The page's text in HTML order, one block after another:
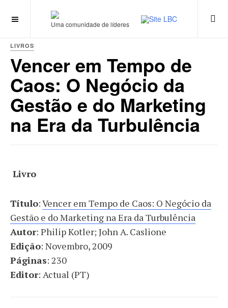
Uma comunidade de líderes
LIVROS
Vencer em Tempo de
Caos: O Negócio da
Gestão e do Marketing
na Era da Turbulência
Livro
Título:Vencer em Tempo de Caos: O Negócio da
Gestão e do Marketing na Era da Turbulência
Autor: Philip Kotler; John A. Caslione
Edição: Novembro, 2009
Páginas: 230
Editor: Actual (PT)